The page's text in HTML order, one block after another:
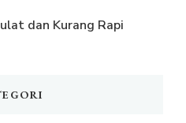
dan Kurang Rapi